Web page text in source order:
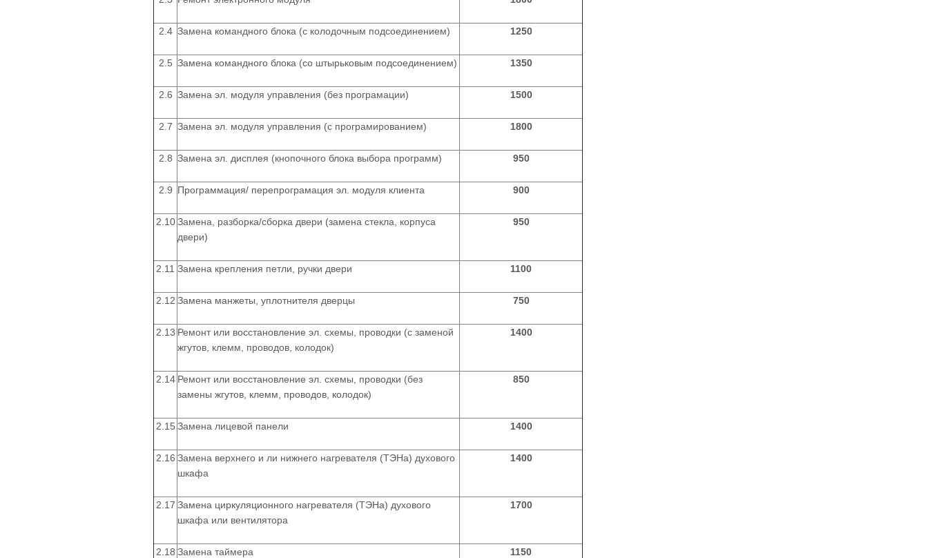
2.4 Замена командного блока (с колодочным подсоединением) 1250
2.5 Замена командного блока (со штырьковым подсоединением) 1350
2.6 Замена эл. модуля управления (без програмации) 1500
2.7 Замена эл. модуля управления (с програмированием) 1800
2.8 Замена эл. дисплея (кнопочного блока выбора программ) 950
2.9 Программация/ перепрограмация эл. модуля клиента 900
2.10 Замена, разборка/сборка двери (замена стекла, корпуса
двери)
950
2.11 Замена крепления петли, ручки двери 1100
2.12 Замена манжеты, уплотнителя дверцы 750
2.13 Ремонт или восстановление эл. схемы, проводки (с заменой
жгутов, клемм, проводов, колодок)
1400
2.14 Ремонт или восстановление эл. схемы, проводки (без
замены жгутов, клемм, проводов, колодок)
850
2.15 Замена лицевой панели 1400
2.16 Замена верхнего и ли нижнего нагревателя (ТЭНа) духового
шкафа
1400
2.17 Замена циркуляционного нагревателя (ТЭНа) духового
шкафа или вентилятора
1700
2.18 Замена таймера 1150